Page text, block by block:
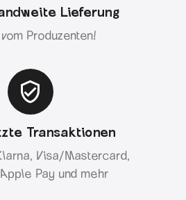
Lieferung
Produzenten!
Transaktionen
Visa/Mastercard,
Pay und mehr